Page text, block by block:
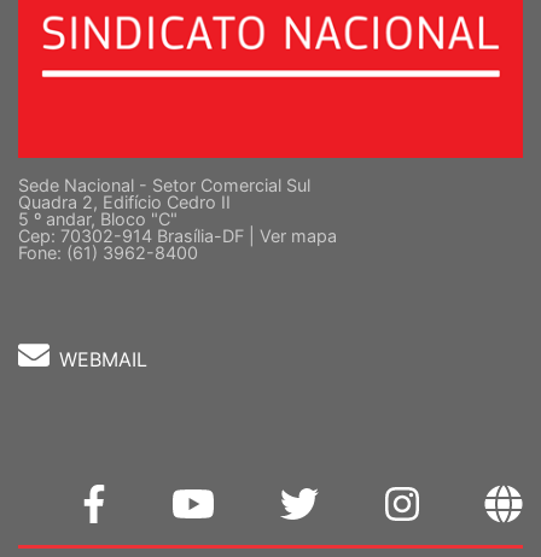
Sede Nacional - Setor Comercial Sul
Quadra 2, Edifício Cedro II
5 º andar, Bloco "C"
Cep: 70302-914 Brasília-DF | Ver mapa
Fone: (61) 3962-8400
WEBMAIL